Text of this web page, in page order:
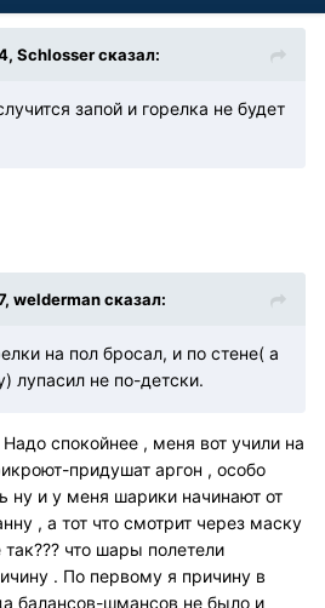
Schlosser сказал:
запой и горелка не будет
welderman сказал:
на пол бросал, и по стене( а
лупасил не по-детски.
спокойнее , меня вот учили на
придушат аргон , особо
ну и у меня шарики начинают от
, а тот что смотрит через маску
что шары полетели
. По первому я причину в
балансов-шмансов не было и